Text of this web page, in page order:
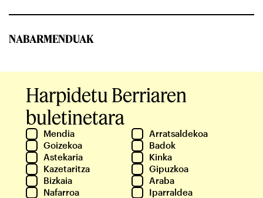
NABARMENDUAK
Harpidetu Berriaren
buletinetara
Mendia
Arratsaldekoa
Goizekoa
Badok
Astekaria
Kinka
Kazetaritza
Gipuzkoa
Bizkaia
Araba
Nafarroa
Iparraldea